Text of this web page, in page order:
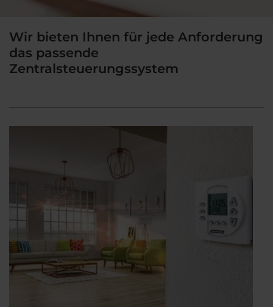
Wir bieten Ihnen für jede Anforderung
das passende
Zentralsteuerungssystem